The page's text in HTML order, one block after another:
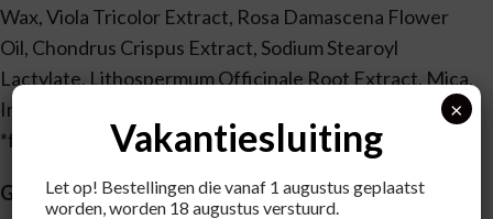
Wax, Viola Tricolor Extract, Rosa Damascena Flower
Oil, Chondrus Crispus Extract, Sodium Stearoyl
Lactylate, Lithospermum Officinale Root Extract, Mica,
Iron Oxides (CI 77491).
*from natural essential oils
Gebruik
Vakantiesluiting
Let op! Bestellingen die vanaf 1 augustus geplaatst
worden, worden 18 augustus verstuurd.
×